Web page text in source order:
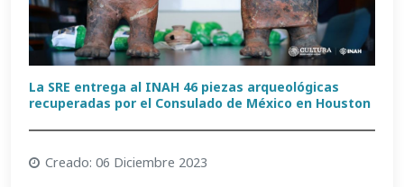
La SRE entrega al INAH 46 piezas arqueológicas
recuperadas por el Consulado de México en Houston
Creado: 06 Diciembre 2023